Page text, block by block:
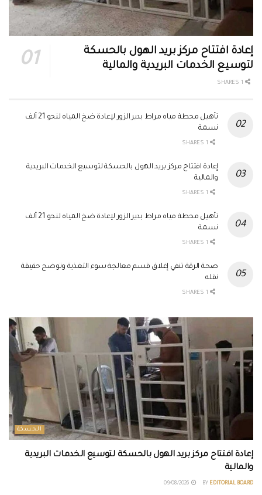
إعادة افتتاح مركز بريد الهول بالحسكة
لتوسيع الخدمات البريدية والمالية
تأهيل محطة مياه مراط بدير الزور لإعادة ضخ المياه لنحو 21 ألف
نسمة
إعادة افتتاح مركز بريد الهول بالحسكة لتوسيع الخدمات البريدية
والمالية
تأهيل محطة مياه مراط بدير الزور لإعادة ضخ المياه لنحو 21 ألف
نسمة
صحة الرقة تنفي إغلاق قسم معالجة سوء التغذية وتوضح حقيقة
نقله
الحسكة
إعادة افتتاح مركز بريد الهول بالحسكة لتوسيع الخدمات البريدية
والمالية
BY EDITORIAL BOARD